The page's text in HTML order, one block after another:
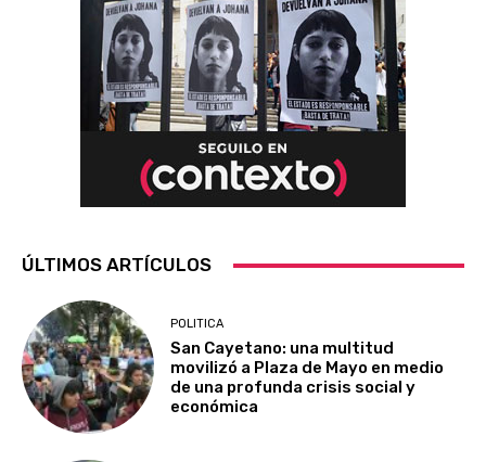
ÚLTIMOS ARTÍCULOS
POLITICA
San Cayetano: una multitud
movilizó a Plaza de Mayo en medio
de una profunda crisis social y
económica